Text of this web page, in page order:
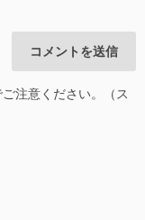
注意ください。（ス